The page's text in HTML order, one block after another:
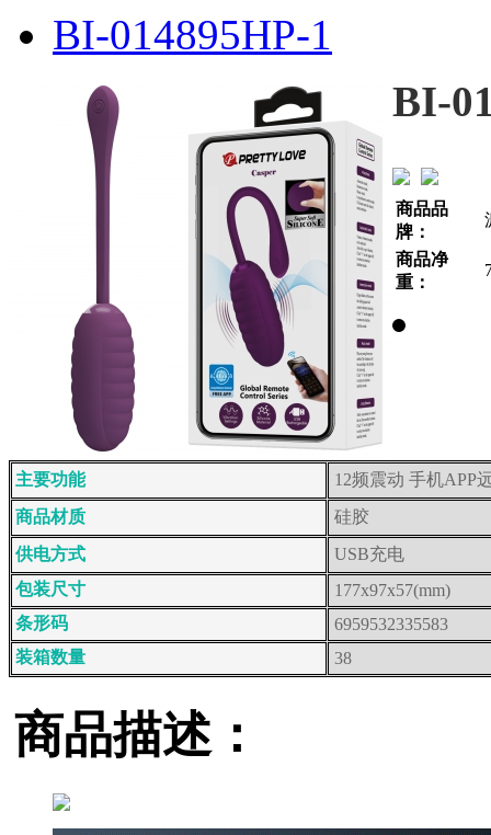
BI-014895HP-1
BI-
商品品
牌：
商品净
重：
主要功能
12频震动 手机APP
商品材质
硅胶
供电方式
USB充电
包装尺寸
177x97x57(mm)
条形码
6959532335583
装箱数量
38
商品描述：